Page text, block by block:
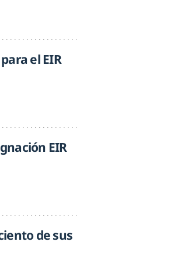
el EIR
EIR
de sus